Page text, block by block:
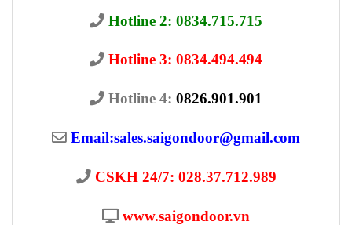
Hotline 2: 0834.715.715
Hotline 3: 0834.494.494
Hotline 4: 0826.901.901
Email:sales.saigondoor@gmail.com
CSKH 24/7: 028.37.712.989
www.saigondoor.vn